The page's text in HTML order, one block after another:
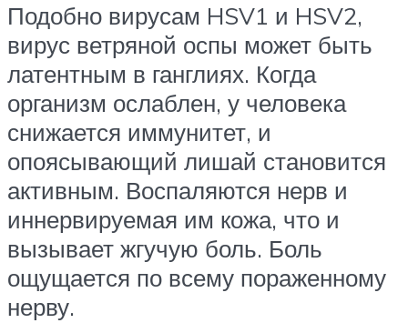
Подобно вирусам HSV1 и HSV2,
вирус ветряной оспы может быть
латентным в ганглиях. Когда
организм ослаблен, у человека
снижается иммунитет, и
опоясывающий лишай становится
активным. Воспаляются нерв и
иннервируемая им кожа, что и
вызывает жгучую боль. Боль
ощущается по всему пораженному
нерву.